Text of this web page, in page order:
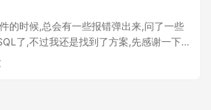
的时候,总会有一些报错弹出来,问了一些
了,不过我还是找到了方案,先感谢一下
...